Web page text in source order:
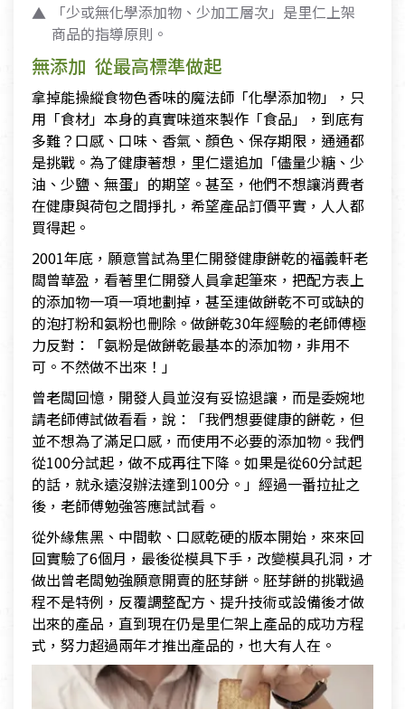
「少或無化學添加物、少加工層次」是里仁上架
商品的指導原則。
無添加 從最高標準做起
拿掉能操縱食物色香味的魔法師「化學添加物」，只
用「食材」本身的真實味道來製作「食品」，到底有
多難？口感、口味、香氣、顏色、保存期限，通通都
是挑戰。為了健康著想，里仁還追加「儘量少糖、少
油、少鹽、無蛋」的期望。甚至，他們不想讓消費者
在健康與荷包之間掙扎，希望產品訂價平實，人人都
買得起。
2001年底，願意嘗試為里仁開發健康餅乾的福義軒老
闆曾華盈，看著里仁開發人員拿起筆來，把配方表上
的添加物一項一項地劃掉，甚至連做餅乾不可或缺的
的泡打粉和氨粉也刪除。做餅乾30年經驗的老師傅極
力反對：「氨粉是做餅乾最基本的添加物，非用不
可。不然做不出來！」
曾老闆回憶，開發人員並沒有妥協退讓，而是委婉地
請老師傅試做看看，說：「我們想要健康的餅乾，但
並不想為了滿足口感，而使用不必要的添加物。我們
從100分試起，做不成再往下降。如果是從60分試起
的話，就永遠沒辦法達到100分。」經過一番拉扯之
後，老師傅勉強答應試試看。
從外緣焦黑、中間軟、口感乾硬的版本開始，來來回
回實驗了6個月，最後從模具下手，改變模具孔洞，才
做出曾老闆勉強願意開賣的胚芽餅。胚芽餅的挑戰過
程不是特例，反覆調整配方、提升技術或設備後才做
出來的產品，直到現在仍是里仁架上產品的成功方程
式，努力超過兩年才推出產品的，也大有人在。